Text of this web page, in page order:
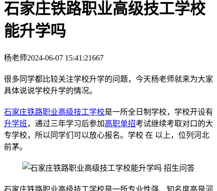
石家庄铁路职业高级技工学校
能升学吗
杨老师2024-06-07 15:41:21667
很多同学都比较关注学校升学的问题，今天杨老师就来为大家
具体说说学校升学的情况。
石家庄铁路职业高级技工学校是一所全日制学校，学校开设有
升学班，通过三年学习后参加高职单招考试继续考取对口的大
专学校，所以同学们可以放心报名。学校 在 以上，位列河北
前茅。
石家庄铁路职业高级技工学校是一所专业性强、知名度高是河